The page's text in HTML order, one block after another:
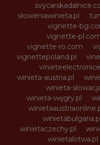
słoweniawinieta.pl
vignette-
vignette-
vignette-ro.com
vignettepoland.pl
winieta-austria.pl
winieta-
winieta-węgry.pl
winietaczechy.pl
winietalotwa.pl